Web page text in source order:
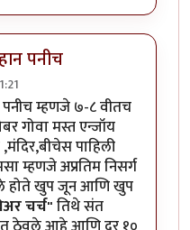
पनीच
येऊ द्याbyयोगप्रभू
पनीच म्हणजे ७-८ वीतच
गोवा मस्त एन्जॉय
पाहिली
म्हणजे अप्रतिम निसर्ग
होते खुप जून आणि खुप
चर्च"तिथे संत